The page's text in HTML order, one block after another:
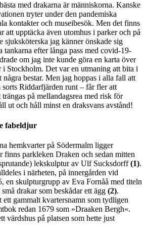
med drakarna är människorna. Kanske
tryter under den pandemiska
kontakter och museibesök. Men det finns
att upptäcka även utomhus i parker och på
sjuksköterska jag känner önskade sig
tankarna efter långa pass med covid-19-
om jag inte kunde göra en karta över
i Stockholm. Det var en utmaning att bita i
några bestar. Men jag hoppas i alla fall att
Riddarfjärden runt – får fler att
på mellandagsrea med risk för
ut och håll minst en draksvans avstånd!
fabeldjur
hemkvarter på Södermalm ligger
finns parkleken Draken och sedan mitten
lekskulptur av Ulf Sucksdorff(1).
i närheten, på innergården vid
en skulpturgrupp av Eva Fornåå med titeln
drakar som beskådar ett ägg (2).
gammalt kvartersnamn som tydligen
redan 1679 som »Draaken Bergh«.
värdshus på platsen som hette just